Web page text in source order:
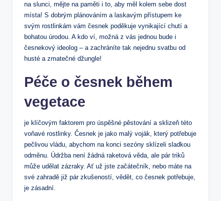
na slunci, mějte na paměti i to, aby měl kolem sebe dost
místa! S dobrým plánováním a laskavým přístupem ke
svým rostlinkám vám česnek poděkuje vynikající chutí a
bohatou úrodou. A kdo ví, možná z vás jednou bude i
česnekový ideolog – a zachráníte tak nejednu svatbu od
husté a zmatečné džungle!
Péče o česnek během
vegetace
je klíčovým faktorem pro úspěšné pěstování a sklizeň této
voňavé rostlinky. Česnek je jako malý voják, který potřebuje
pečlivou vládu, abychom na konci sezóny sklízeli sladkou
odměnu. Údržba není žádná raketová věda, ale pár triků
může udělat zázraky. Ať už jste začátečník, nebo máte na
své zahradě již pár zkušeností, vědět, co česnek potřebuje,
je zásadní.